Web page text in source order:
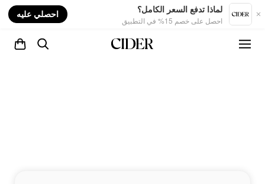
لماذا تدفع السعر الكامل؟
احصل على خصم 15% في التطبيق
احصلي عليه